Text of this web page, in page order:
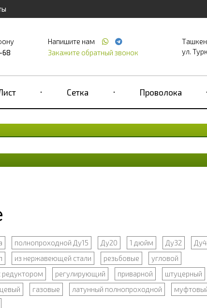
68
Напишите нам
Закажите обратный звонок
ул.
Сетка Проволока
полнопроходной Ду15 Ду20 1 дюйм Ду32
из нержавеющей стали резьбовые
угловой
редуктором регулирующий приварной
штуцерный
газовые латунный полнопроходной